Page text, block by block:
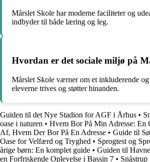
Mårslet Skole har moderne faciliteter og
indbyder til både læring og leg.
Hvordan er det sociale miljø på
Mårslet Skole værner om et inkluderende
eleverne trives og støtter hinanden.
Guiden til det Nye Stadion for AGF i Århus •
oase i naturen • Hvem Bor På Min Adresse: En
Af, Hvem Der Bor På En Adresse • Guide til
Oase for Velfærd og Tryghed • Sprogtest og
årige børn: En komplet guide • Guiden til
en Forfriskende Oplevelse i Bassin 7 • Snåstrup